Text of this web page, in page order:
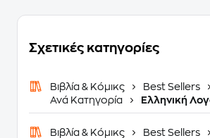
Σχετικές κατηγορίες
Βιβλία & Κόμικς
Best Sellers
Ανά Κατηγορία
Ελληνική
Βιβλία & Κόμικς
Best Sellers